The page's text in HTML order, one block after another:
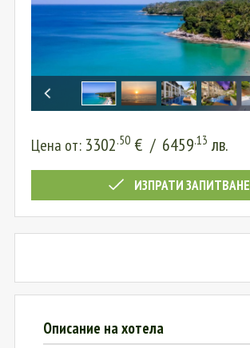
Цена от: 3302.50€ / 6459.13 лв.
ИЗПРАТИ ЗАПИТВАНЕ
Описание на хотела